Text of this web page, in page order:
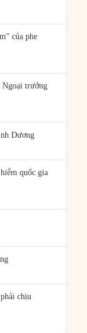
của phe
Ngoại trưởng
Dương
quốc gia
chịu